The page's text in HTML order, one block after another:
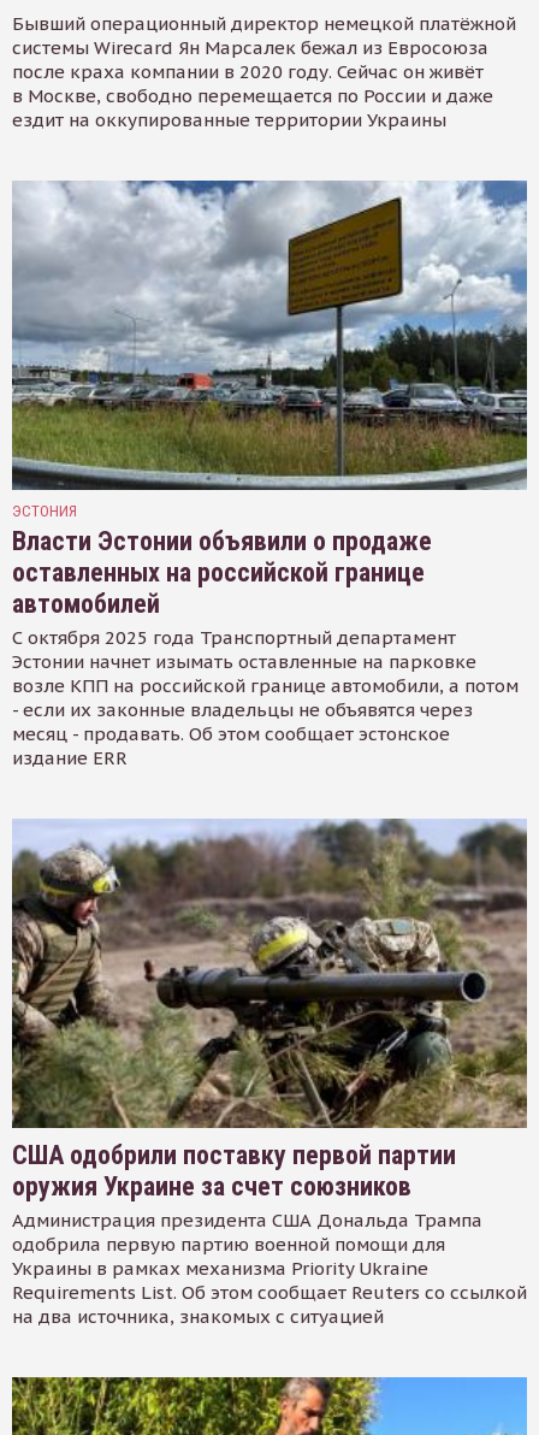
Бывший операционный директор немецкой платёжной
системы Wirecard Ян Марсалек бежал из Евросоюза
после краха компании в 2020 году. Сейчас он живёт
в Москве, свободно перемещается по России и даже
ездит на оккупированные территории Украины
ЭСТОНИЯ
Власти Эстонии объявили о продаже
оставленных на российской границе
автомобилей
С октября 2025 года Транспортный департамент
Эстонии начнет изымать оставленные на парковке
возле КПП на российской границе автомобили, а потом
- если их законные владельцы не объявятся через
месяц - продавать. Об этом сообщает эстонское
издание ERR
США одобрили поставку первой партии
оружия Украине за счет союзников
Администрация президента США Дональда Трампа
одобрила первую партию военной помощи для
Украины в рамках механизма Priority Ukraine
Requirements List. Об этом сообщает Reuters со ссылкой
на два источника, знакомых с ситуацией